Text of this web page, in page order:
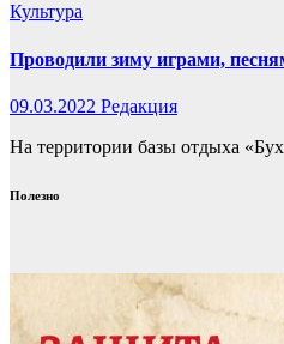
Культура
Проводили зиму играми,
09.03.2022 Редакция
На территории базы отдыха
Полезно